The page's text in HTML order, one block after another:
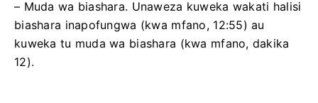
– Muda wa biashara. Unaweza kuweka wakati halisi
biashara inapofungwa (kwa mfano, 12:55) au
kuweka tu muda wa biashara (kwa mfano, dakika
12).